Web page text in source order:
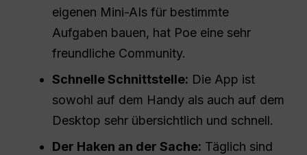
eigenen Mini-AIs für bestimmte
Aufgaben bauen, hat Poe eine sehr
freundliche Community.
Schnelle Schnittstelle: Die App ist
sowohl auf dem Handy als auch auf dem
Desktop sehr übersichtlich und schnell.
Der Haken an der Sache: Täglich sind